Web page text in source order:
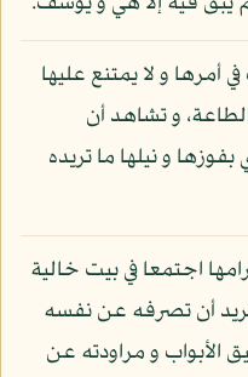
و لا يمتنع عليها
و تشاهد أن
و نيلها ما تريده
اجتمعا في بيت خالية
أن تصرفه عن نفسه
الأبواب و مراودته عن